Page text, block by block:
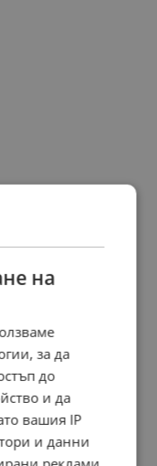
се
на
за да
до
и да
вашия IP
и данни